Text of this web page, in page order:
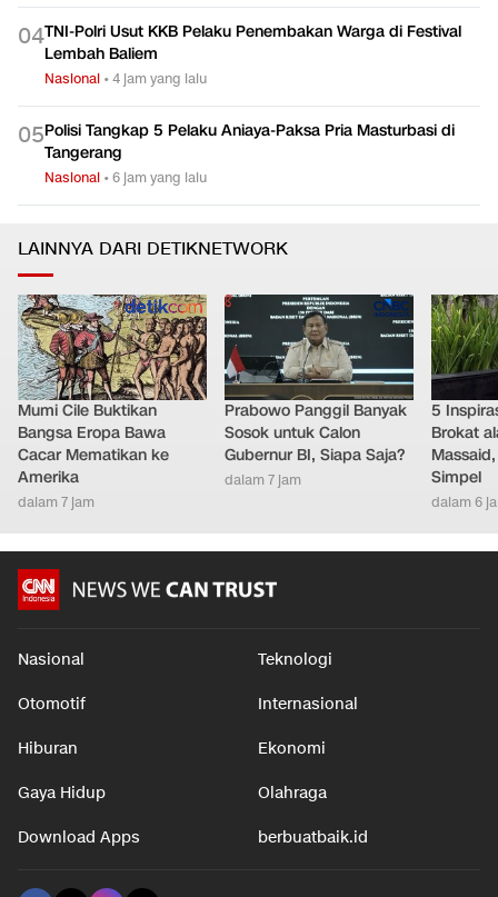
04TNI-Polri Usut KKB Pelaku Penembakan Warga di Festival
Lembah Baliem
Nasional •4 jam yang lalu
05Polisi Tangkap 5 Pelaku Aniaya-Paksa Pria Masturbasi di
Tangerang
Nasional •6 jam yang lalu
LAINNYA DARI DETIKNETWORK
Mumi Cile Buktikan
Bangsa Eropa Bawa
Cacar Mematikan ke
Amerika
dalam 7 jam
Prabowo Panggil Banyak
Sosok untuk Calon
Gubernur BI, Siapa Saja?
dalam 7 jam
5
Brokat
Simpel
dalam 6
Nasional Teknologi
Otomotif Internasional
Hiburan Ekonomi
Gaya Hidup Olahraga
Download Apps berbuatbaik.id